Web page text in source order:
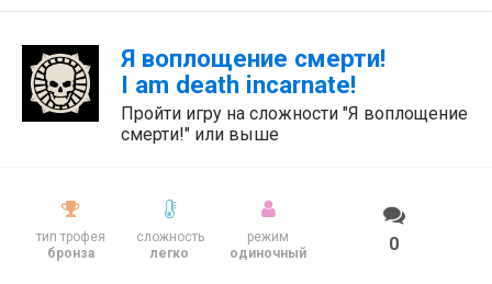
Я воплощение смерти!
I am death incarnate!
Пройти игру на сложности "Я воплощение
смерти!" или выше
тип трофея
бронза
сложность
легко
режим
одиночный
0